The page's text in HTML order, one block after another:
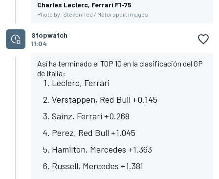
Charles Leclerc, Ferrari F1-75
Photo by: Steven Tee / Motorsport Images
Stopwatch
11:04
Así ha terminado el TOP 10 en la clasificación del GP
de Italia:
Leclerc, Ferrari
Verstappen, Red Bull +0.145
Sainz, Ferrari +0.268
Perez, Red Bull +1.045
Hamilton, Mercedes +1.363
Russell, Mercedes +1.381